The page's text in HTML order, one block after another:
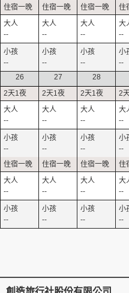
--
--
--
--
--
--
--
--
26
--
--
--
--
27
--
--
--
--
28
--
--
--
--
--
--
--
--